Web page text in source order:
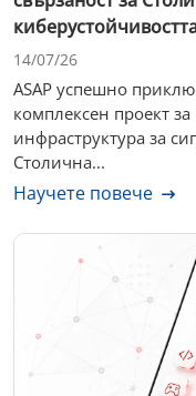
14/07/26
ASAP успешно
комплексен проект
инфраструктура за
Столична...
Научете повече